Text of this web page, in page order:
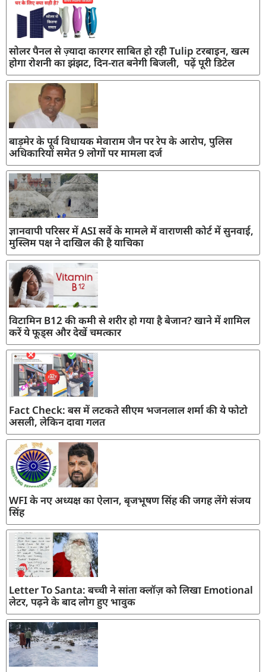
सोलर पैनल से ज़्यादा कारगर साबित हो रही Tulip टरबाइन, खत्म
होगा रोशनी का झंझट, दिन-रात बनेगी बिजली, पढ़ें पूरी डिटेल
बाड़मेर के पूर्व विधायक मेवाराम जैन पर रेप के आरोप, पुलिस
अधिकारियों समेत 9 लोगों पर मामला दर्ज
ज्ञानवापी परिसर में ASI सर्वे के मामले में वाराणसी कोर्ट में सुनवाई,
मुस्लिम पक्ष ने दाखिल की है याचिका
विटामिन B12 की कमी से शरीर हो गया है बेजान? खाने में शामिल
करें ये फूड्स और देखें चमत्कार
Fact Check: बस में लटकते सीएम भजनलाल शर्मा की ये फोटो
असली, लेकिन दावा गलत
WFI के नए अध्यक्ष का ऐलान, बृजभूषण सिंह की जगह लेंगे संजय
सिंह
Letter To Santa: बच्ची ने सांता क्लॉज़ को लिखा Emotional
लेटर, पढ़ने के बाद लोग हुए भावुक